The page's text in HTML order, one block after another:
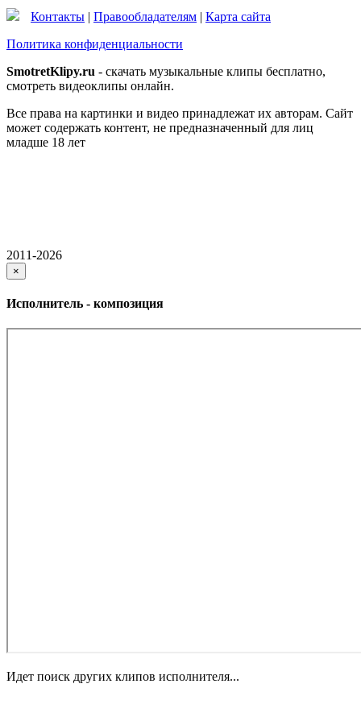
Контакты | Правообладателям | Карта сайта
Политика конфиденциальности
SmotretKlipy.ru - скачать музыкальные клипы бесплатно,
смотреть видеоклипы онлайн.
Все права на картинки и видео принадлежат их авторам. Сайт
может содержать контент, не предназначенный для лиц
младше 18 лет
2011-2026
×
Исполнитель - композиция
Идет поиск других клипов исполнителя...